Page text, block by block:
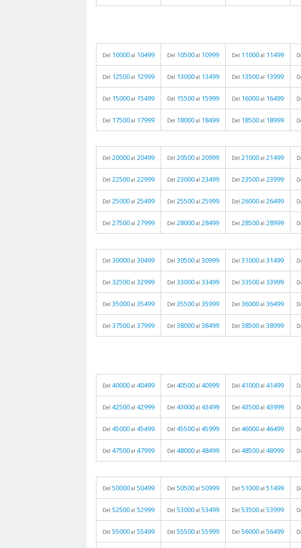
Del 10000 al 10499 Del 10500 al 10999 Del 11000 al 11499
Del 12500 al 12999 Del 13000 al 13499 Del 13500 al 13999
Del 15000 al 15499 Del 15500 al 15999 Del 16000 al 16499
Del 17500 al 17999 Del 18000 al 18499 Del 18500 al 18999
Del 20000 al 20499 Del 20500 al 20999 Del 21000 al 21499
Del 22500 al 22999 Del 23000 al 23499 Del 23500 al 23999
Del 25000 al 25499 Del 25500 al 25999 Del 26000 al 26499
Del 27500 al 27999 Del 28000 al 28499 Del 28500 al 28999
Del 30000 al 30499 Del 30500 al 30999 Del 31000 al 31499
Del 32500 al 32999 Del 33000 al 33499 Del 33500 al 33999
Del 35000 al 35499 Del 35500 al 35999 Del 36000 al 36499
Del 37500 al 37999 Del 38000 al 38499 Del 38500 al 38999
Del 40000 al 40499 Del 40500 al 40999 Del 41000 al 41499
Del 42500 al 42999 Del 43000 al 43499 Del 43500 al 43999
Del 45000 al 45499 Del 45500 al 45999 Del 46000 al 46499
Del 47500 al 47999 Del 48000 al 48499 Del 48500 al 48999
Del 50000 al 50499 Del 50500 al 50999 Del 51000 al 51499
Del 52500 al 52999 Del 53000 al 53499 Del 53500 al 53999
Del 55000 al 55499 Del 55500 al 55999 Del 56000 al 56499